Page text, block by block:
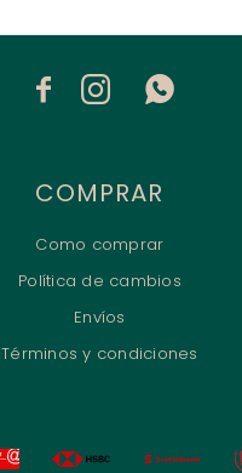
COMPRAR
Como comprar
Política de cambios
Envíos
Términos y condiciones
  